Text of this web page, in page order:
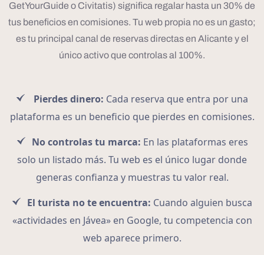
GetYourGuide o Civitatis) significa regalar hasta un 30% de
tus beneficios en comisiones. Tu web propia no es un gasto;
es tu principal canal de reservas directas en Alicante y el
único activo que controlas al 100%.
Pierdes dinero: Cada reserva que entra por una
plataforma es un beneficio que pierdes en comisiones.
No controlas tu marca: En las plataformas eres
solo un listado más. Tu web es el único lugar donde
generas confianza y muestras tu valor real.
El turista no te encuentra: Cuando alguien busca
«actividades en Jávea» en Google, tu competencia con
web aparece primero.